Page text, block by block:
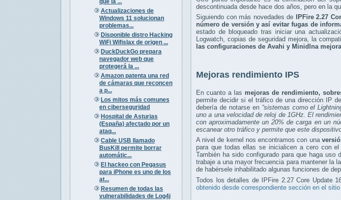
Actualizaciones de
Windows 11 solucionan
problemas...
Disponible distro Hacking
WiFi Wifislax de origen ...
DuckDuckGo prepara
navegador web que
protegerá la ...
Amazon patenta una red
de cámaras que reconcen
a p...
Los mitos más comunes
en ciberseguridad
Hospital de Asturias
(España) afectado por un
ataq...
Cable USB llamado
BusKill permite borrar
automátic...
El hackeo con Pegasus
para iPhone es uno de los
at...
Resumen de todas las
vulnerabilidades de Log4j
descontinuada desde hace dos años, pero en la
Siguiendo con más novedades de
IPFire 2.27
número de versión y así evitar fugas de
estado de bloqueado tras iniciar una
Logwatch, copias de seguridad mejora, la
las configuraciones de Avahi y Minidlna
Mejoras rendimiento IPS
En cuanto a las mejoras de rendimiento,
permite decidir si el tráfico de una dirección IP
debería de notarse en “sistemas como el
uno a una velocidad de reloj de 1GHz. El
con aproximadamente un 20% de carga en un
escanear otro tráfico y permite que este
A nivel de kernel nos encontramos con una
para que todas ellas se inicialicen a cero con
También ha sido configurado para que haga
trabaje a una mayor frecuencia para mantener la
de habérsele inhabilitado algunas funciones de
Todos los detalles de IPFire 2.27 Core Update
obtenido desde correspondiente sección en el